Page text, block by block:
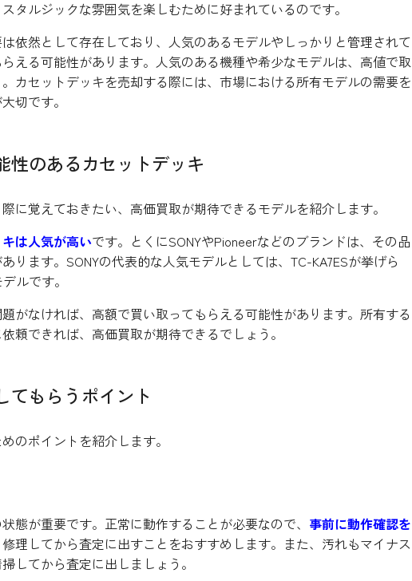
タルジックな雰囲気を楽しむために好まれているのです。
依然として存在しており、人気のあるモデルやしっかりと管理されて
える可能性があります。人気のある機種や希少なモデルは、高値で取
カセットデッキを売却する際には、市場における所有モデルの需要を
切です。
性のあるカセットデッキ
に覚えておきたい、高価買取が期待できるモデルを紹介します。
は人気が高いです。とくにSONYやPioneerなどのブランドは、その品
ります。SONYの代表的な人気モデルとしては、TC-KA7ESが挙げら
ルです。
がなければ、高額で買い取ってもらえる可能性があります。所有する
頼できれば、高価買取が期待できるでしょう。
てもらうポイント
のポイントを紹介します。
態が重要です。正常に動作することが必要なので、 事前に動作確認を
理してから査定に出すことをおすすめします。また、汚れもマイナス
してから査定に出しましょう。